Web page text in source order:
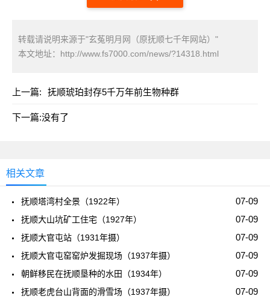
转载请说明来源于"玄菟明月网（原抚顺七千年网站）"
本文地址： http://www.fs7000.com/news/?14318.html
上一篇: 抚顺琥珀封存5千万年前生物种群
下一篇:没有了
相关文章
07-09
抚顺塔湾村全景（1922年）
07-09
抚顺大山坑矿工住宅（1927年）
07-09
抚顺大官屯站（1931年摄）
07-09
抚顺大官屯窑窑炉发掘现场（1937年摄）
07-09
朝鲜移民在抚顺垦种的水田（1934年）
07-09
抚顺老虎台山背面的滑雪场（1937年摄）